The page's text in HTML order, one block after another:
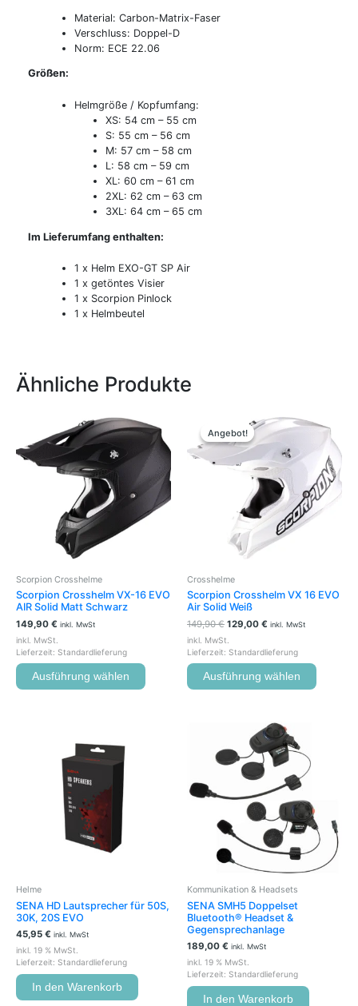
Material: Carbon-Matrix-Faser
Verschluss: Doppel-D
Norm: ECE 22.06
Größen:
Helmgröße / Kopfumfang:
XS: 54 cm – 55 cm
S: 55 cm – 56 cm
M: 57 cm – 58 cm
L: 58 cm – 59 cm
XL: 60 cm – 61 cm
2XL: 62 cm – 63 cm
3XL: 64 cm – 65 cm
Im Lieferumfang enthalten:
1 x Helm EXO-GT SP Air
1 x getöntes Visier
1 x Scorpion Pinlock
1 x Helmbeutel
Ähnliche Produkte
Scorpion Crosshelme
Scorpion Crosshelm VX-16 EVO
AIR Solid Matt Schwarz
149,90 € inkl. MwSt
inkl. MwSt.
Lieferzeit: Standardlieferung
Ausführung wählen
Produkt
weist
mehrere
Varianten
auf.
Die
Produktseite
gewählt
Angebot!
Angebot!
Crosshelme
Scorpion Crosshelm VX 16 EVO
Air Solid Weiß
149,90€
Ursprünglicher
war:
149,90 €
129,00 €
Aktueller
Preis
129,00 €.
inkl. MwSt
inkl. MwSt.
Lieferzeit: Standardlieferung
Ausführung wählen
Produkt
weist
mehrere
auf.
Die
gewählt
Helme
SENA HD Lautsprecher für 50S,
30K, 20S EVO
45,95 € inkl. MwSt
inkl. 19 % MwSt.
Lieferzeit: Standardlieferung
In den Warenkorb
Kommunikation & Headsets
SENA SMH5 Doppelset
Bluetooth® Headset &
Gegensprechanlage
189,00 € inkl. MwSt
inkl. 19 % MwSt.
Lieferzeit: Standardlieferung
In den Warenkorb